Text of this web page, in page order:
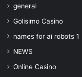
general
Golisimo Casino
names for ai robots 1
NEWS
Online Casino